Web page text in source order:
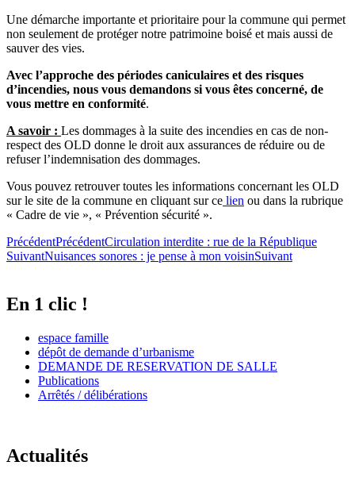
Une démarche importante et prioritaire pour la commune qui permet
non seulement de protéger notre patrimoine boisé et mais aussi de
sauver des vies.
Avec l’approche des périodes caniculaires et des risques
d’incendies, nous vous demandons si vous êtes concerné, de
vous mettre en conformité.
A savoir : Les dommages à la suite des incendies en cas de non-
respect des OLD donne le droit aux assurances de réduire ou de
refuser l’indemnisation des dommages.
Vous pouvez retrouver toutes les informations concernant les OLD
sur le site de la commune en cliquant sur ce lien ou dans la rubrique
« Cadre de vie », « Prévention sécurité ».
PrécédentPrécédentCirculation interdite : rue de la République
SuivantNuisances sonores : je pense à mon voisinSuivant
En 1 clic !
espace famille
dépôt de demande d’urbanisme
DEMANDE DE RESERVATION DE SALLE
Publications
Arrêtés / délibérations
Actualités